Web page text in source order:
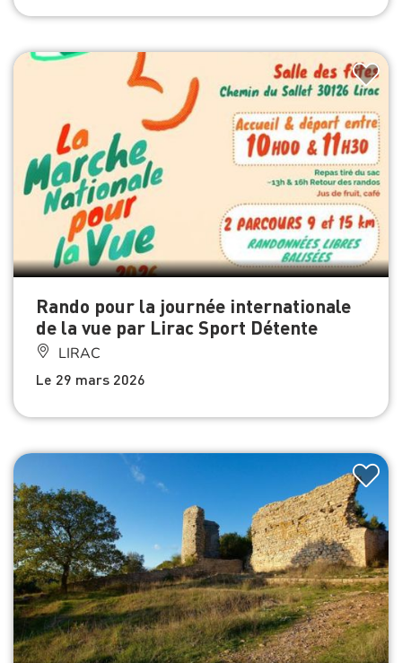
Rando pour la journée internationale
de la vue par Lirac Sport Détente
LIRAC
Le 29 mars 2026